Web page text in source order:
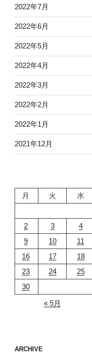
2022年7月
2022年6月
2022年5月
2022年4月
2022年3月
2022年2月
2022年1月
2021年12月
月
火 水
2
3 4
9
10 11
16
17 18
23
24 25
30
« 5月
ARCHIVE